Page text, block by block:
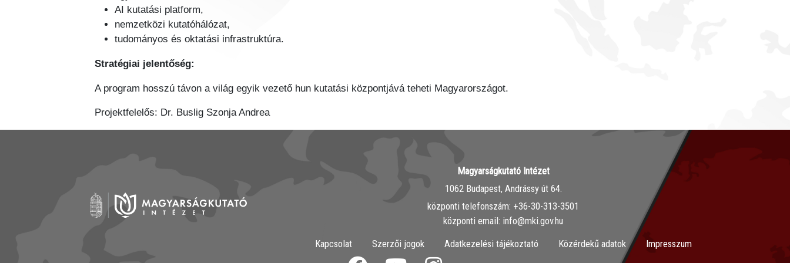
AI kutatási platform,
nemzetközi kutatóhálózat,
tudományos és oktatási infrastruktúra.
Stratégiai jelentőség:
A program hosszú távon a világ egyik vezető hun kutatási központjává teheti Magyarországot.
Projektfelelős: Dr. Buslig Szonja Andrea
Magyarságkutató Intézet
1062 Budapest, Andrássy út 64.
központi telefonszám: ‭+36-30-313-3501
központi email: info@mki.gov.hu
Kapcsolat Szerzői jogok Adatkezelési tájékoztató Közérdekű adatok Impresszum